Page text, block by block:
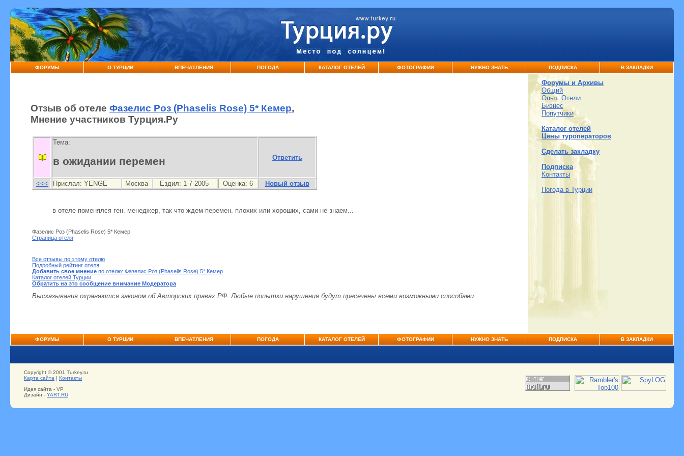
ФОРУМЫ О ТУРЦИИ ВПЕЧАТЛЕНИЯ ПОГОДА КАТАЛОГ ОТЕЛЕЙ ФОТОГРАФИИ НУЖНО ЗНАТЬ ПОДПИСКА В ЗАКЛАДКИ
Отзыв об отеле Фазелис Роз (Phaselis Rose) 5* Кемер,
Мнение участников Турция.Ру
Тема:
в ожидании перемен Ответить
<<< Прислал: YENGE Москва Ездил: 1-7-2005 Оценка: 6 Новый отзыв
в отеле поменялся ген. менеджер, так что ждем перемен. плохих или хороших, сами не знаем...
Фазелис Роз (Phaselis Rose) 5* Кемер
Страница отеля
Все отзывы по этому отелю
Подробный рейтинг отеля
Добавить свое мнение по отелю: Фазелис Роз (Phaselis Rose) 5* Кемер
Каталог отелей Турции
Обратить на это сообщение внимание Модератора
Высказывания охраняются законом об Авторских правах РФ. Любые попытки нарушения будут пресечены всеми возможными способами.
Форумы и Архивы
Общий
Опыт. Отели
Бизнес
Попутчики
Каталог отелей
Цены туроператоров
Сделать закладку
Подписка
Контакты
Погода в Турции
ФОРУМЫ О ТУРЦИИ ВПЕЧАТЛЕНИЯ ПОГОДА КАТАЛОГ ОТЕЛЕЙ ФОТОГРАФИИ НУЖНО ЗНАТЬ ПОДПИСКА В ЗАКЛАДКИ
Copyright © 2001 Turkey.ru
Карта сайта | Контакты
Идея сайта - VP
Дизайн - YART.RU